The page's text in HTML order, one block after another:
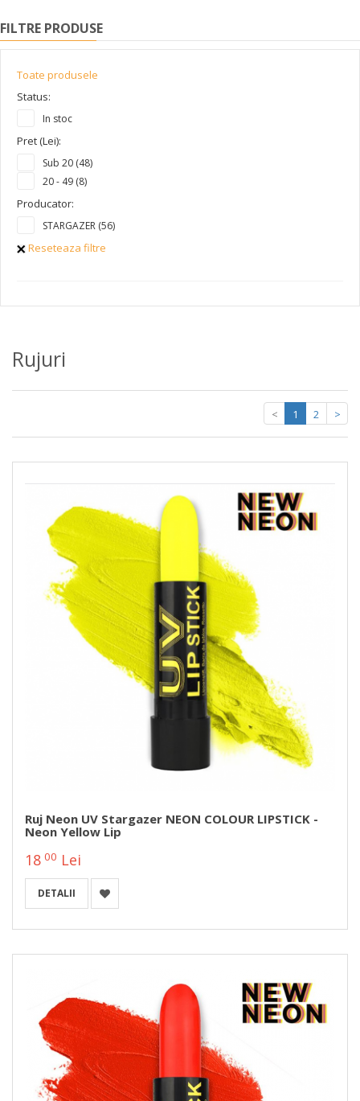
FILTRE PRODUSE
Toate produsele
Status:
In stoc
Pret (Lei):
Sub 20 (48)
20 - 49 (8)
Producator:
STARGAZER (56)
Reseteaza filtre
Rujuri
< 1 2 >
Ruj Neon UV Stargazer NEON COLOUR LIPSTICK -
Neon Yellow Lip
18 00 Lei
DETALII